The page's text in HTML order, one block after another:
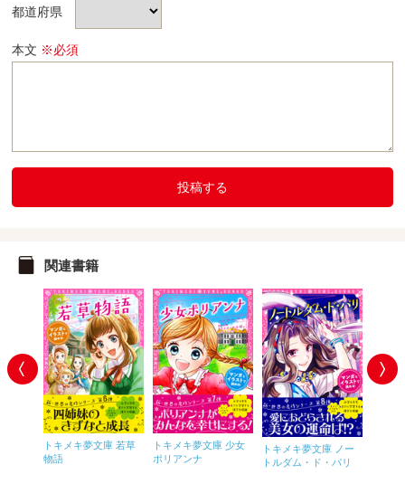
都道府県
本文 ※必須
投稿する
関連書籍
トキメキ夢文庫 若草
物語
トキメキ夢文庫 少女
ポリアンナ
トキメキ夢文庫 ノー
トルダム・ド・パリ